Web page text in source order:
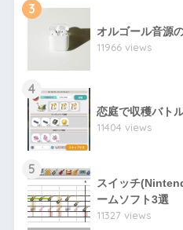
3
オルゴール音源
11966 views
4
恋庭で収穫バト
11404 views
5
スイッチ
ームソフト3選
11327 views